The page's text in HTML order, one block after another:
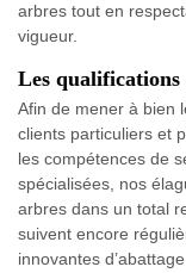
arbres tout en
vigueur.
Les qualifications
Afin de mener à bien
clients particuliers et
les compétences de
spécialisées, nos
arbres dans un total
suivent encore
innovantes